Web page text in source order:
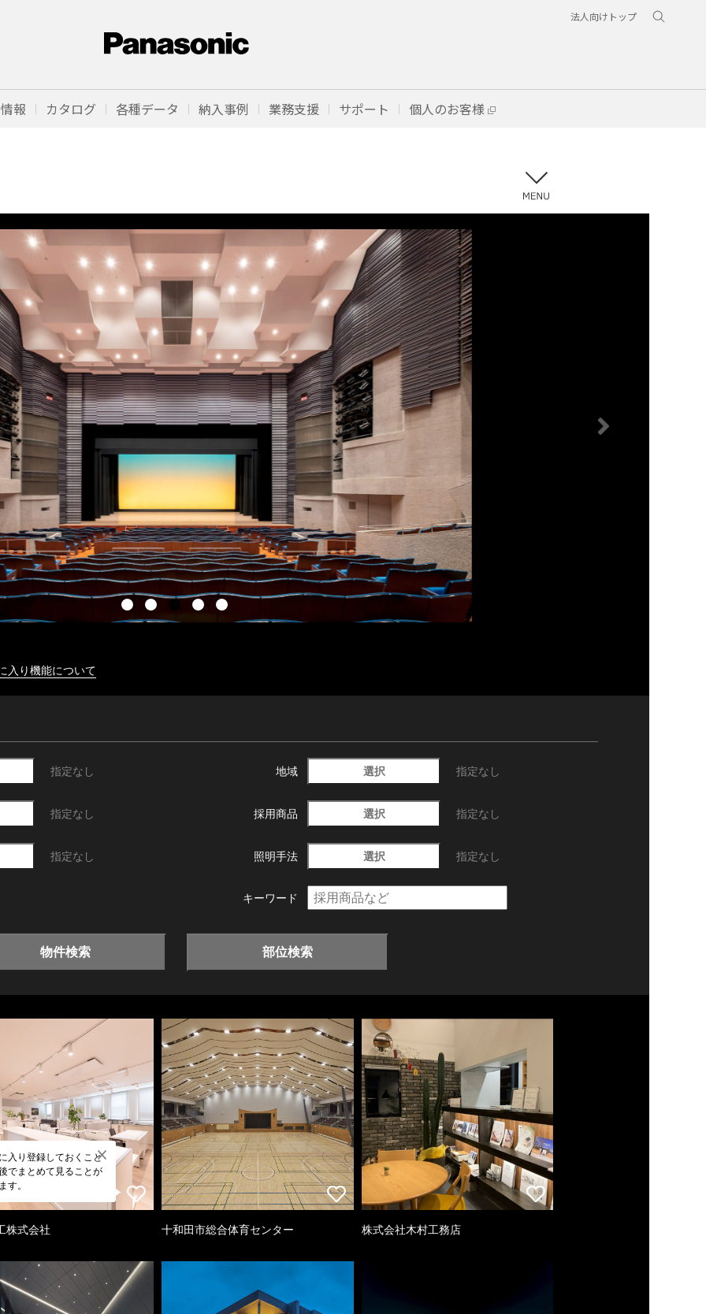
法人向けトップ
報 カタログ 各種データ 納入事例 業務支援 サポート 個人のお客様
入り機能について
指定なし 地域 選択 指定なし
指定なし 採用商品 選択 指定なし
指定なし 照明手法 選択 指定なし
キーワード
物件検索 部位検索
入り登録しておくこと
でまとめて見ることが
す。
株式会社 十和田市総合体育センター 株式会社木村工務店